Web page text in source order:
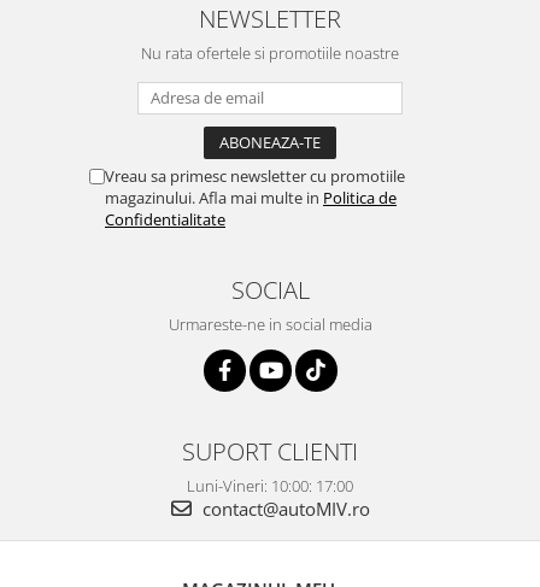
NEWSLETTER
Nu rata ofertele si promotiile noastre
Vreau sa primesc newsletter cu promotiile
magazinului. Afla mai multe in Politica de
Confidentialitate
SOCIAL
Urmareste-ne in social media
SUPORT CLIENTI
Luni-Vineri: 10:00: 17:00
contact@autoMIV.ro